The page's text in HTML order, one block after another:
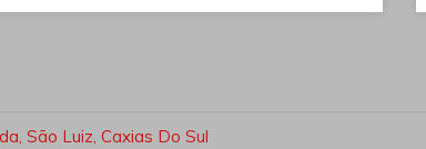
São Luiz, Caxias Do Sul